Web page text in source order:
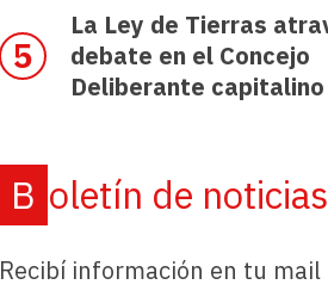
La Ley de Tierras
debate en el Concejo
Deliberante capitalino
Boletín de noticias
Recibí información en tu mail